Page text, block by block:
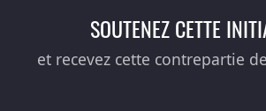
SOUTENEZ CETTE
et recevez cette contrepartie